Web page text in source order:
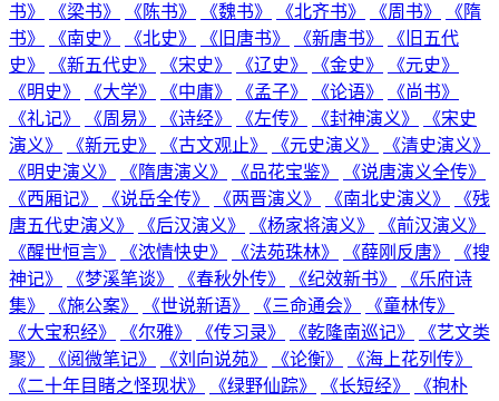
书》
《梁书》 《陈书》 《魏书》 《北齐书》 《周书》
《隋
书》
《南史》 《北史》 《旧唐书》 《新唐书》
《旧五代
史》
《新五代史》 《宋史》 《辽史》 《金史》
《元史》
《明史》
《大学》 《中庸》 《孟子》 《论语》
《尚书》
《礼记》
《周易》 《诗经》 《左传》 《封神演义》
《宋史
演义》
《新元史》 《古文观止》 《元史演义》
《清史演义》
《明史演义》
《隋唐演义》 《品花宝鉴》
《说唐演义全传》
《西厢记》
《说岳全传》 《两晋演义》 《南北史演义》
《残
唐五代史演义》
《后汉演义》 《杨家将演义》
《前汉演义》
《醒世恒言》
《浓情快史》 《法苑珠林》 《薛刚反唐》
《搜
神记》
《梦溪笔谈》 《春秋外传》 《纪效新书》
《乐府诗
集》
《施公案》 《世说新语》 《三命通会》
《童林传》
《大宝积经》
《尔雅》 《传习录》 《乾隆南巡记》
《艺文类
聚》
《阅微笔记》 《刘向说苑》 《论衡》
《海上花列传》
《二十年目睹之怪现状》
《绿野仙踪》 《长短经》
《抱朴